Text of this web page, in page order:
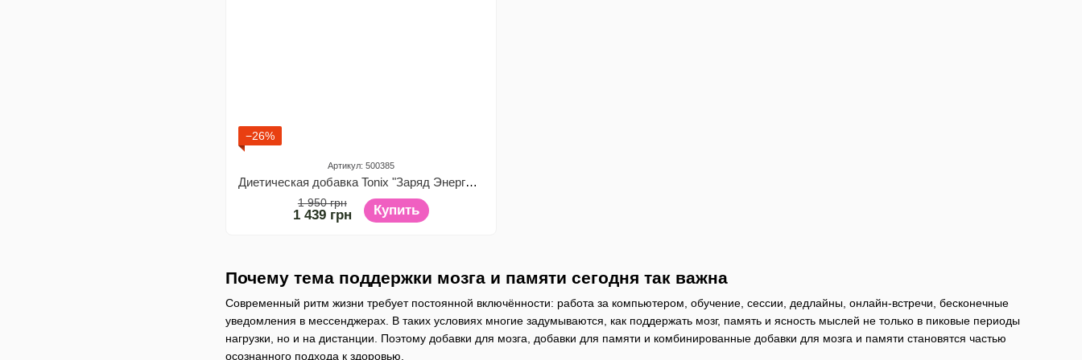
Почему тема поддержки мозга и памяти сегодня так важна
Современный ритм жизни требует постоянной включённости: работа за компьютером, обучение, сессии, дедлайны, онлайн-встречи, бесконечные
уведомления в мессенджерах. В таких условиях многие задумываются, как поддержать мозг, память и ясность мыслей не только в пиковые периоды
нагрузки, но и на дистанции. Поэтому добавки для мозга, добавки для памяти и комбинированные добавки для мозга и памяти становятся частью
осознанного подхода к здоровью.
−26%
Артикул: 500385
Диетическая добавка Tonix "Заряд Энергии", 45 жевательных желейок
1 950 грн
1 439 грн Купить